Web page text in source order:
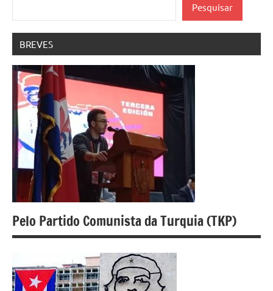
Pesquisar
BREVES
Pelo Partido Comunista da Turquia (TKP)